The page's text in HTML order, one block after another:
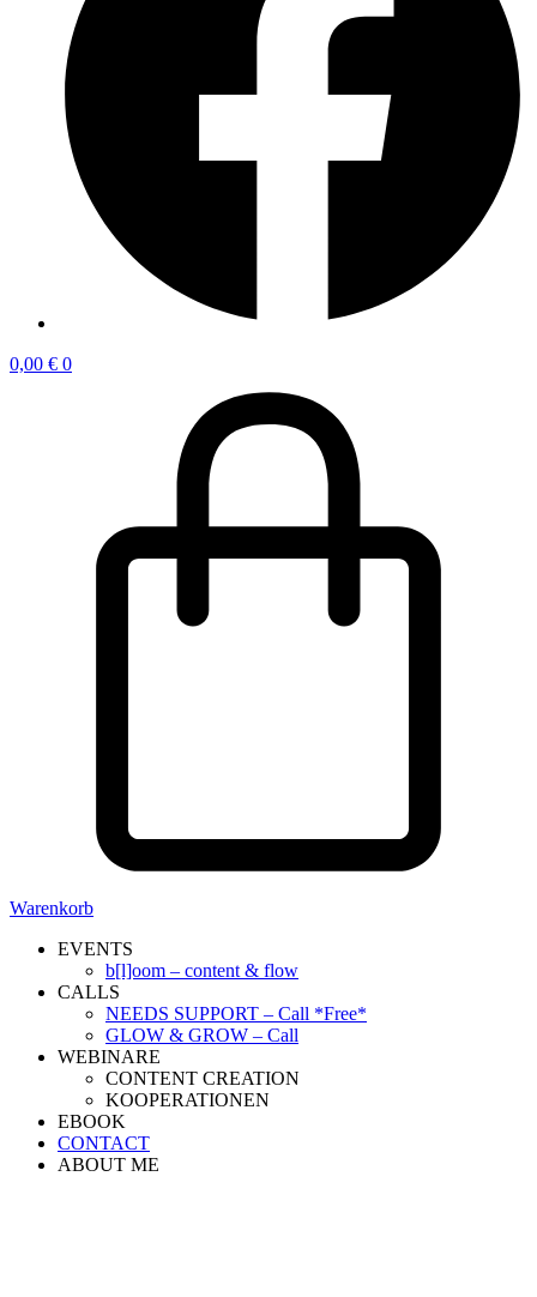
0,00 € 0
Warenkorb
EVENTS
b[l]oom – content & flow
CALLS
NEEDS SUPPORT – Call *Free*
GLOW & GROW – Call
WEBINARE
CONTENT CREATION
KOOPERATIONEN
EBOOK
CONTACT
ABOUT ME